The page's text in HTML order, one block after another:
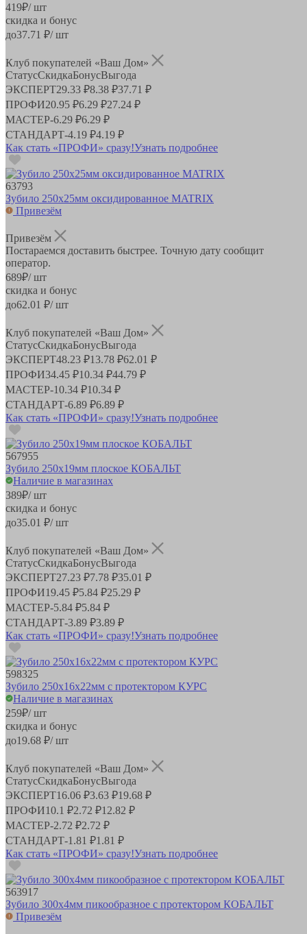
419₽/ шт
скидка и бонус
до37.71 ₽/ шт
Клуб покупателей «Ваш Дом»
СтатусСкидкаБонусВыгода
ЭКСПЕРТ29.33 ₽8.38 ₽37.71 ₽
ПРОФИ20.95 ₽6.29 ₽27.24 ₽
МАСТЕР-6.29 ₽6.29 ₽
СТАНДАРТ-4.19 ₽4.19 ₽
Как стать «ПРОФИ» сразу!Узнать подробнее
63793
Зубило 250х25мм оксидированное MATRIX
Привезём
Привезём
Постараемся доставить быстрее. Точную дату сообщит
оператор.
689₽/ шт
скидка и бонус
до62.01 ₽/ шт
Клуб покупателей «Ваш Дом»
СтатусСкидкаБонусВыгода
ЭКСПЕРТ48.23 ₽13.78 ₽62.01 ₽
ПРОФИ34.45 ₽10.34 ₽44.79 ₽
МАСТЕР-10.34 ₽10.34 ₽
СТАНДАРТ-6.89 ₽6.89 ₽
Как стать «ПРОФИ» сразу!Узнать подробнее
567955
Зубило 250х19мм плоское КОБАЛЬТ
Наличие в магазинах
389₽/ шт
скидка и бонус
до35.01 ₽/ шт
Клуб покупателей «Ваш Дом»
СтатусСкидкаБонусВыгода
ЭКСПЕРТ27.23 ₽7.78 ₽35.01 ₽
ПРОФИ19.45 ₽5.84 ₽25.29 ₽
МАСТЕР-5.84 ₽5.84 ₽
СТАНДАРТ-3.89 ₽3.89 ₽
Как стать «ПРОФИ» сразу!Узнать подробнее
598325
Зубило 250х16х22мм с протектором КУРС
Наличие в магазинах
259₽/ шт
скидка и бонус
до19.68 ₽/ шт
Клуб покупателей «Ваш Дом»
СтатусСкидкаБонусВыгода
ЭКСПЕРТ16.06 ₽3.63 ₽19.68 ₽
ПРОФИ10.1 ₽2.72 ₽12.82 ₽
МАСТЕР-2.72 ₽2.72 ₽
СТАНДАРТ-1.81 ₽1.81 ₽
Как стать «ПРОФИ» сразу!Узнать подробнее
563917
Зубило 300х4мм пикообразное с протектором КОБАЛЬТ
Привезём